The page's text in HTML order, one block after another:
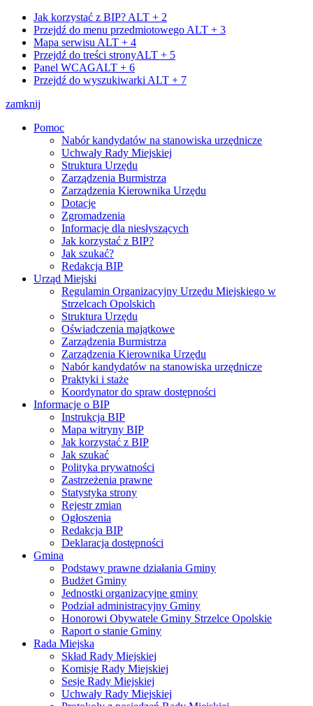
Jak korzystać z BIP? ALT + 2
Przejdź do menu przedmiotowego ALT + 3
Mapa serwisu ALT + 4
Przejdź do treści stronyALT + 5
Panel WCAGALT + 6
Przejdź do wyszukiwarki ALT + 7
zamknij
Pomoc
Nabór kandydatów na stanowiska urzędnicze
Uchwały Rady Miejskiej
Struktura Urzędu
Zarządzenia Burmistrza
Zarządzenia Kierownika Urzędu
Dotacje
Zgromadzenia
Informacje dla niesłyszących
Jak korzystać z BIP?
Jak szukać?
Redakcja BIP
Urząd Miejski
Regulamin Organizacyjny Urzędu Miejskiego w
Strzelcach Opolskich
Struktura Urzędu
Oświadczenia majątkowe
Zarządzenia Burmistrza
Zarządzenia Kierownika Urzędu
Nabór kandydatów na stanowiska urzędnicze
Praktyki i staże
Koordynator do spraw dostępności
Informacje o BIP
Instrukcja BIP
Mapa witryny BIP
Jak korzystać z BIP
Jak szukać
Polityka prywatności
Zastrzeżenia prawne
Statystyka strony
Rejestr zmian
Ogłoszenia
Redakcja BIP
Deklaracja dostępności
Gmina
Podstawy prawne działania Gminy
Budżet Gminy
Jednostki organizacyjne gminy
Podział administracyjny Gminy
Honorowi Obywatele Gminy Strzelce Opolskie
Raport o stanie Gminy
Rada Miejska
Skład Rady Miejskiej
Komisje Rady Miejskiej
Sesje Rady Miejskiej
Uchwały Rady Miejskiej